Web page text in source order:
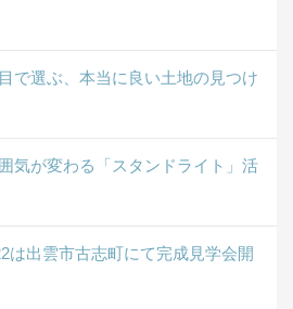
で選ぶ、本当に良い土地の見つけ
気が変わる「スタンドライト」活
は出雲市古志町にて完成見学会開